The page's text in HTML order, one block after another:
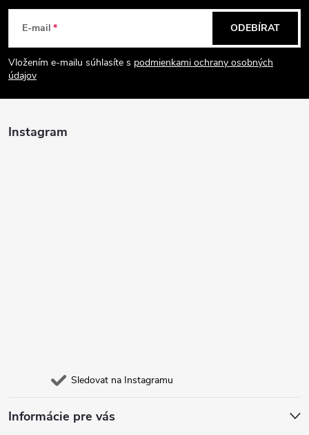
p
a
E-mail
Vložením e-mailu súhlasíte s podmienkami ochrany osobných
údajov
ODEBÍRAT
Instagram
Sledovat na Instagramu
Informácie pre vás